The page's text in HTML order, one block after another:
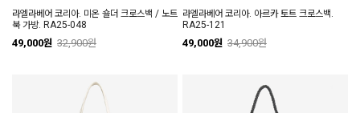
라엘라베어 코리아. 미온 숄더 크로스백 / 노트
북 가방. RA25-048
49,000원 32,900원
라엘라베어 코리아. 아르카 토트 크로스백.
RA25-121
49,000원 34,900원